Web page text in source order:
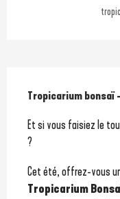
Description
Tropicarium bonsaï -
Et si vous faisiez le
?
Tropicarium